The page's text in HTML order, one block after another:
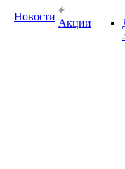
Новости
Акции